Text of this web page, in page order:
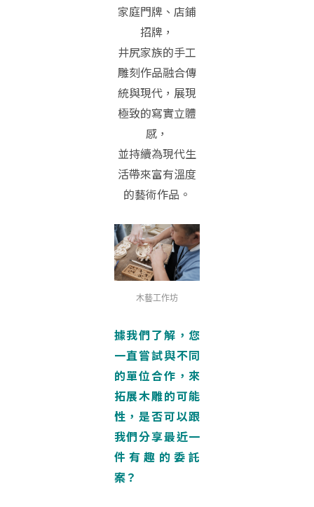
家庭門牌、店鋪
招牌，
井尻家族的手工
雕刻作品融合傳
統與現代，展現
極致的寫實立體
感，
並持續為現代生
活帶來富有溫度
的藝術作品。
木藝工作坊
據我們了解，您
一直嘗試與不同
的單位合作，來
拓展木雕的可能
性，是否可以跟
我們分享最近一
件有趣的委託
案？